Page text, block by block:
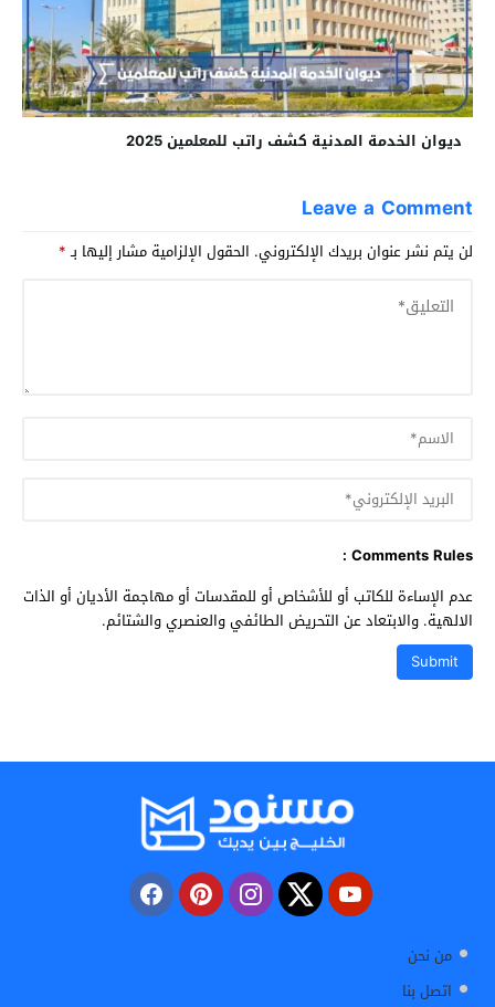
ديوان الخدمة المدنية كشف راتب للمعلمين 2025
Leave a Comment
لن يتم نشر عنوان بريدك الإلكتروني. الحقول الإلزامية مشار إليها بـ*
Comments Rules :
عدم الإساءة للكاتب أو للأشخاص أو للمقدسات أو مهاجمة الأديان أو الذات
الالهية. والابتعاد عن التحريض الطائفي والعنصري والشتائم.
من نحن
اتصل بنا